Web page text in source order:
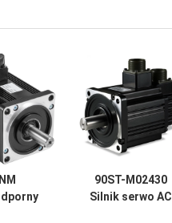
90ST-M02430
Silnik serwo AC